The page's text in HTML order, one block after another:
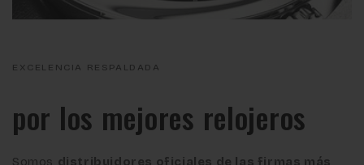
EXCELENCIA RESPALDADA
por los mejores relojeros
Somos distribuidores oficiales de las firmas más